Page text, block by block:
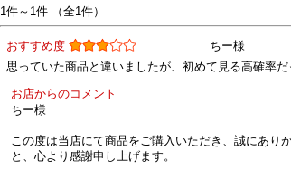
1件～1件 （全1件）
おすすめ度 ちー様
思っていた商品と違いましたが、初めて見る高確率
お店からのコメント
ちー様
この度は当店にて商品をご購入いただき、誠にあり
と、心より感謝申し上げます。